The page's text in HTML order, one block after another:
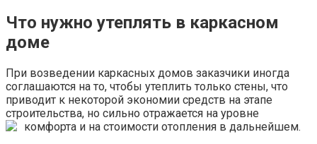
Что нужно утеплять в каркасном
доме
При возведении каркасных домов заказчики иногда
соглашаются на то, чтобы утеплить только стены, что
приводит к некоторой экономии средств на этапе
строительства, но сильно отражается на уровне
комфорта и на стоимости отопления в дальнейшем.